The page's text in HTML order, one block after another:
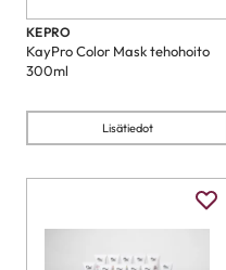
KEPRO
KayPro Color Mask tehohoito
300ml
Lisätiedot